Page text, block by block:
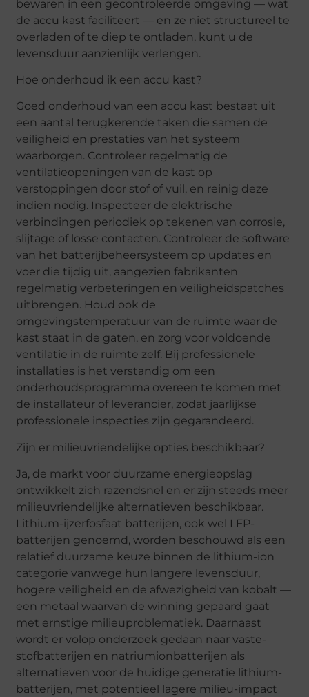
bewaren in een gecontroleerde omgeving — wat
de accu kast faciliteert — en ze niet structureel te
overladen of te diep te ontladen, kunt u de
levensduur aanzienlijk verlengen.
Hoe onderhoud ik een accu kast?
Goed onderhoud van een accu kast bestaat uit
een aantal terugkerende taken die samen de
veiligheid en prestaties van het systeem
waarborgen. Controleer regelmatig de
ventilatieopeningen van de kast op
verstoppingen door stof of vuil, en reinig deze
indien nodig. Inspecteer de elektrische
verbindingen periodiek op tekenen van corrosie,
slijtage of losse contacten. Controleer de software
van het batterijbeheersysteem op updates en
voer die tijdig uit, aangezien fabrikanten
regelmatig verbeteringen en veiligheidspatches
uitbrengen. Houd ook de
omgevingstemperatuur van de ruimte waar de
kast staat in de gaten, en zorg voor voldoende
ventilatie in de ruimte zelf. Bij professionele
installaties is het verstandig om een
onderhoudsprogramma overeen te komen met
de installateur of leverancier, zodat jaarlijkse
professionele inspecties zijn gegarandeerd.
Zijn er milieuvriendelijke opties beschikbaar?
Ja, de markt voor duurzame energieopslag
ontwikkelt zich razendsnel en er zijn steeds meer
milieuvriendelijke alternatieven beschikbaar.
Lithium-ijzerfosfaat batterijen, ook wel LFP-
batterijen genoemd, worden beschouwd als een
relatief duurzame keuze binnen de lithium-ion
categorie vanwege hun langere levensduur,
hogere veiligheid en de afwezigheid van kobalt —
een metaal waarvan de winning gepaard gaat
met ernstige milieuproblematiek. Daarnaast
wordt er volop onderzoek gedaan naar vaste-
stofbatterijen en natriumionbatterijen als
alternatieven voor de huidige generatie lithium-
batterijen, met potentieel lagere milieu-impact